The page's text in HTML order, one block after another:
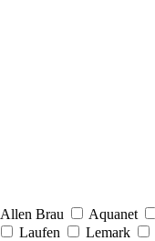
Allen Brau Aquanet
Laufen Lemark